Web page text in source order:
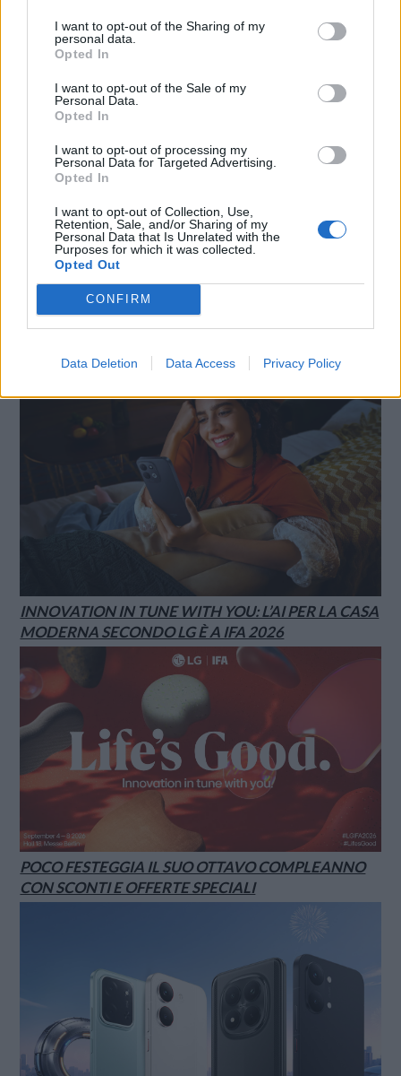
I want to opt-out of the Sharing of my
personal data.
Opted In
I want to opt-out of the Sale of my
Personal Data.
Opted In
I want to opt-out of processing my
Personal Data for Targeted Advertising.
Opted In
I want to opt-out of Collection, Use,
Retention, Sale, and/or Sharing of my
Personal Data that Is Unrelated with the
Purposes for which it was collected.
Opted Out
CONFIRM
Data Deletion Data Access Privacy Policy
SMARTPHONE E NON SOLO: TECNOGAZZETTA
XIAOMI PRESENTA I NUOVI REDMI 17 SERIES,
FOCUS SU AUTONOMIA E INTRATTENIMENTO
INNOVATION IN TUNE WITH YOU: L’AI PER LA CASA
MODERNA SECONDO LG È A IFA 2026
POCO FESTEGGIA IL SUO OTTAVO COMPLEANNO
CON SCONTI E OFFERTE SPECIALI